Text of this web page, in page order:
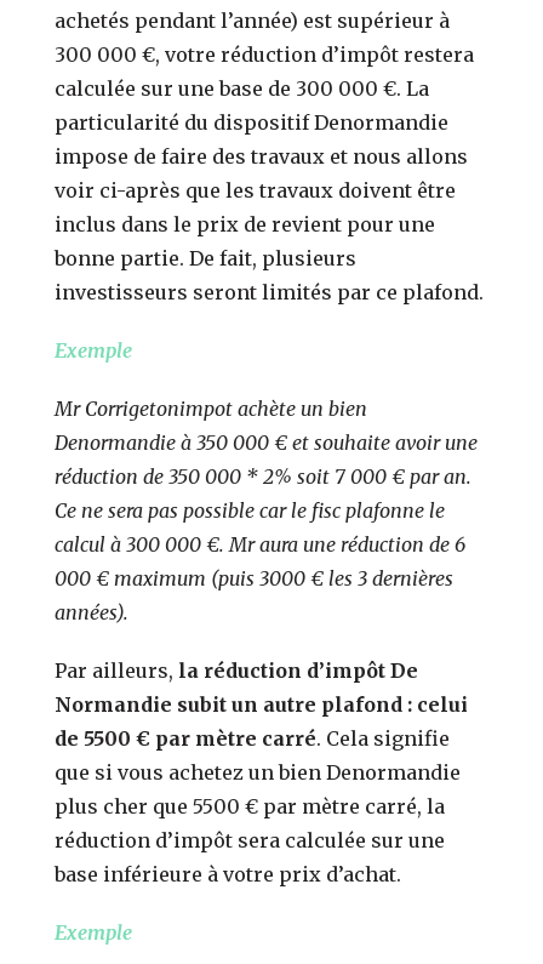
achetés pendant l’année) est supérieur à
300 000 €, votre réduction d’impôt restera
calculée sur une base de 300 000 €. La
particularité du dispositif Denormandie
impose de faire des travaux et nous allons
voir ci-après que les travaux doivent être
inclus dans le prix de revient pour une
bonne partie. De fait, plusieurs
investisseurs seront limités par ce plafond.
Exemple
Mr Corrigetonimpot achète un bien
Denormandie à 350 000 € et souhaite avoir une
réduction de 350 000 * 2% soit 7 000 € par an.
Ce ne sera pas possible car le fisc plafonne le
calcul à 300 000 €. Mr aura une réduction de 6
000 € maximum (puis 3000 € les 3 dernières
années).
Par ailleurs, la réduction d’impôt De
Normandie subit un autre plafond : celui
de 5500 € par mètre carré. Cela signifie
que si vous achetez un bien Denormandie
plus cher que 5500 € par mètre carré, la
réduction d’impôt sera calculée sur une
base inférieure à votre prix d’achat.
Exemple